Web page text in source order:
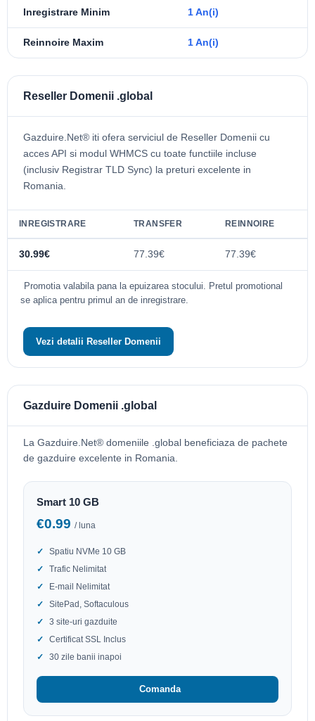
Inregistrare Minim 1 An(i)
Reinnoire Maxim 1 An(i)
Reseller Domenii .global
Gazduire.Net® iti ofera serviciul de Reseller Domenii cu
acces API si modul WHMCS cu toate functiile incluse
(inclusiv Registrar TLD Sync) la preturi excelente in
Romania.
INREGISTRARE TRANSFER REINNOIRE
30.99€ 77.39€ 77.39€
Promotia valabila pana la epuizarea stocului. Pretul promotional
se aplica pentru primul an de inregistrare.
Vezi detalii Reseller Domenii
Gazduire Domenii .global
La Gazduire.Net® domeniile .global beneficiaza de pachete
de gazduire excelente in Romania.
Smart 10 GB
€0.99 / luna
Spatiu NVMe 10 GB
Trafic Nelimitat
E-mail Nelimitat
SitePad, Softaculous
3 site-uri gazduite
Certificat SSL Inclus
30 zile banii inapoi
Comanda